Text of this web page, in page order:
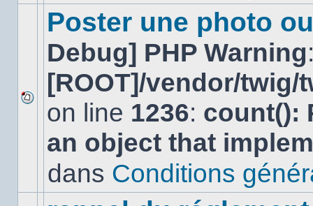
Aucun
nouveau
message
non-
dans
Poster une photo
Debug] PHP Warning
[ROOT]/vendor/
on line 1236: count():
an object that
dans Conditions